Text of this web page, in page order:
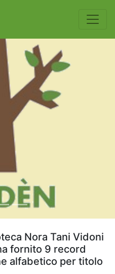
Nora Tani Vidoni
fornito 9 record
alfabetico per titolo